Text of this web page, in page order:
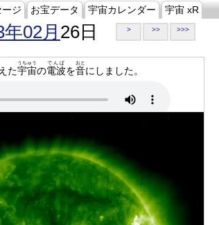
ジ お宝データ 宇宙カレンダー 宇宙 xR
02月 26日 > >> >>>
えた宇宙
うちゅう
の電波
でんぱ
を音
おと
にしました。